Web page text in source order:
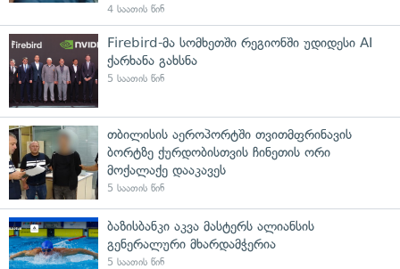
4 საათის წინ
Firebird-მა სომხეთში რეგიონში უდიდესი AI
ქარხანა გახსნა
5 საათის წინ
თბილისის აეროპორტში თვითმფრინავის
ბორტზე ქურდობისთვის ჩინეთის ორი
მოქალაქე დააკავეს
5 საათის წინ
ბაზისბანკი აკვა მასტერს ალიანსის
გენერალური მხარდამჭერია
5 საათის წინ